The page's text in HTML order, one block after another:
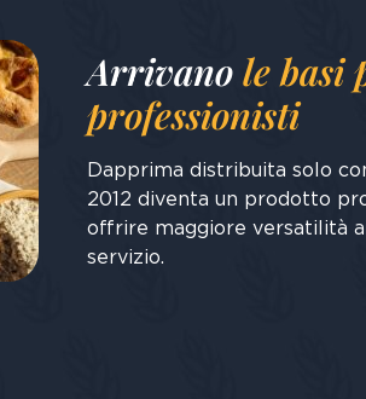
Arrivano le basi
professionisti
Dapprima distribuita solo
2012 diventa un prodotto
offrire maggiore versatilità
servizio.